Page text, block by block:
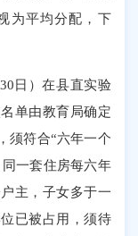
为平均分配，下
30日）在县直实验
单由教育局确定
须符合“六年一个
一套住房每六年
主，子女多于一
已被占用，须待